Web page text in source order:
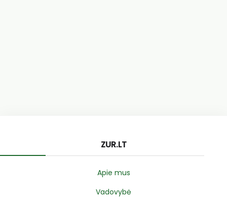
ZUR.LT
Apie mus
Vadovybė